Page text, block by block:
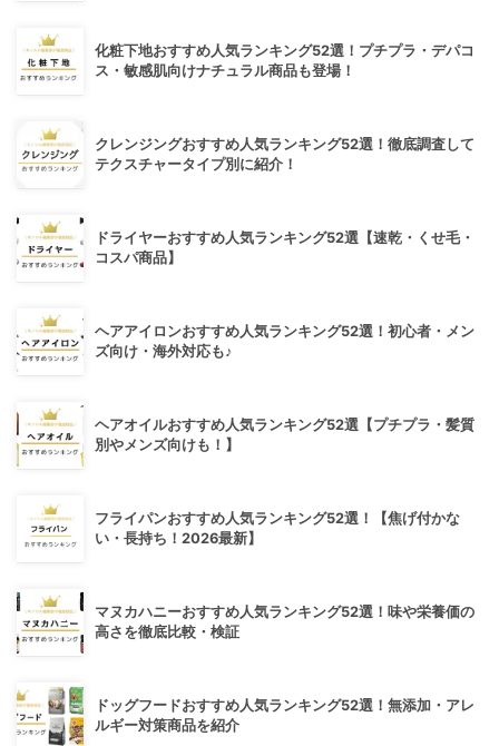
化粧下地おすすめ人気ランキング52選！プチプラ・デパコ
ス・敏感肌向けナチュラル商品も登場！
クレンジングおすすめ人気ランキング52選！徹底調査して
テクスチャータイプ別に紹介！
ドライヤーおすすめ人気ランキング52選【速乾・くせ毛・
コスパ商品】
ヘアアイロンおすすめ人気ランキング52選！初心者・メン
ズ向け・海外対応も♪
ヘアオイルおすすめ人気ランキング52選【プチプラ・髪質
別やメンズ向けも！】
フライパンおすすめ人気ランキング52選！【焦げ付かな
い・長持ち！2026最新】
マヌカハニーおすすめ人気ランキング52選！味や栄養価の
高さを徹底比較・検証
ドッグフードおすすめ人気ランキング52選！無添加・アレ
ルギー対策商品を紹介